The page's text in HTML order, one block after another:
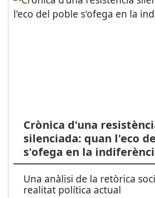
Crònica d'una
silenciada: quan l'eco
s'ofega en la
Una anàlisi de la retòrica
realitat política actual